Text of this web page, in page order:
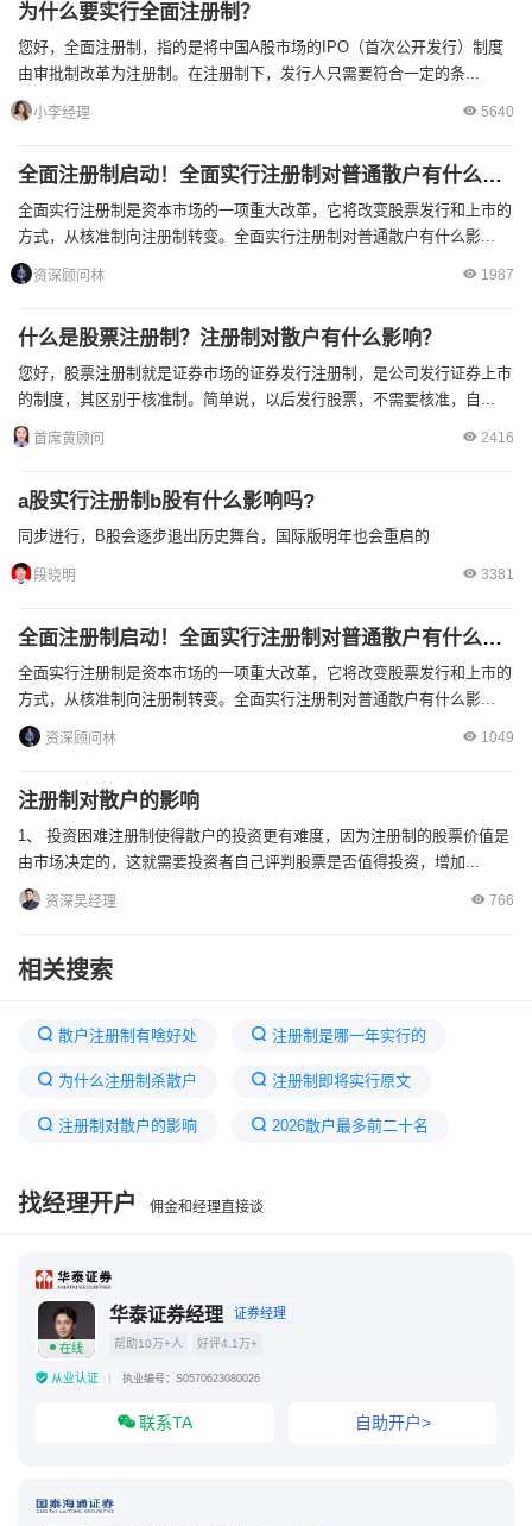
为什么要实行全面注册制？
您好，全面注册制，指的是将中国A股市场的IPO（首次公开发行）制度
由审批制改革为注册制。在注册制下，发行人只需要符合一定的条...
小李经理 5640
全面注册制启动！全面实行注册制对普通散户有什么影响？
全面实行注册制是资本市场的一项重大改革，它将改变股票发行和上市的
方式，从核准制向注册制转变。全面实行注册制对普通散户有什么影...
资深顾问林 1987
什么是股票注册制？注册制对散户有什么影响？
您好，股票注册制就是证券市场的证券发行注册制，是公司发行证券上市
的制度，其区别于核准制。简单说，以后发行股票，不需要核准，自...
首席黄顾问 2416
a股实行注册制b股有什么影响吗?
同步进行，B股会逐步退出历史舞台，国际版明年也会重启的
段晓明 3381
全面注册制启动！全面实行注册制对普通散户有什么影响
全面实行注册制是资本市场的一项重大改革，它将改变股票发行和上市的
方式，从核准制向注册制转变。全面实行注册制对普通散户有什么影...
资深顾问林 1049
注册制对散户的影响
1、 投资困难注册制使得散户的投资更有难度，因为注册制的股票价值是
由市场决定的，这就需要投资者自己评判股票是否值得投资，增加...
资深吴经理 766
相关搜索
散户注册制有啥好处 注册制是哪一年实行的
为什么注册制杀散户 注册制即将实行原文
注册制对散户的影响 2026散户最多前二十名
注册制后散户会灭绝吗
找经理开户 佣金和经理直接谈
在线
华泰证券经理 证券经理
帮助10万+人 好评4.1万+
从业认证 执业编号：S0570623080026
联系TA 自助开户>